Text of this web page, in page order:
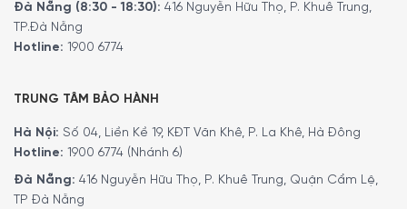
Rượu Vang Bosch KUW21AHG0 Series 6” nhưng vẫn chưa
hoàn toàn hài lòng, đừng lo lắng. Chúng tôi có nhiều lựa
Gaggenau, Tủ bảo quản Rượu Vang Siemens
Caso
. Tại đây, bạn sẽ tìm thấy nhiều sản phẩm khác biệt
Bảo Quản Rượu Vang để có thêm nhiều sự lựa chọn.
Đà Nẵng (8:30 - 18:30): 416 Nguyễn Hữu Thọ, P. Khuê Trung,
TP.Đà Nẵng
Hotline: 1900 6774
TRUNG TÂM BẢO HÀNH
Hà Nội: Số 04, Liền Kề 19, KĐT Văn Khê, P. La Khê, Hà Đông
Hotline: 1900 6774 (Nhánh 6)
Đà Nẵng: 416 Nguyễn Hữu Thọ, P. Khuê Trung, Quận Cẩm Lệ,
TP Đà Nẵng